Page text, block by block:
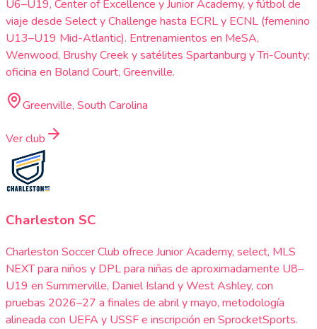
U6–U19, Center of Excellence y Junior Academy, y fútbol de
viaje desde Select y Challenge hasta ECRL y ECNL (femenino
U13–U19 Mid-Atlantic). Entrenamientos en MeSA,
Wenwood, Brushy Creek y satélites Spartanburg y Tri-County;
oficina en Boland Court, Greenville.
Greenville, South Carolina
Ver club
Charleston SC
Charleston Soccer Club ofrece Junior Academy, select, MLS
NEXT para niños y DPL para niñas de aproximadamente U8–
U19 en Summerville, Daniel Island y West Ashley, con
pruebas 2026–27 a finales de abril y mayo, metodología
alineada con UEFA y USSF e inscripción en SprocketSports.